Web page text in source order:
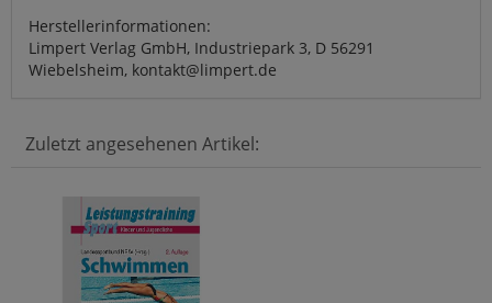
Herstellerinformationen:
Limpert Verlag GmbH, Industriepark 3, D 56291
Wiebelsheim, kontakt@limpert.de
Zuletzt angesehenen Artikel: